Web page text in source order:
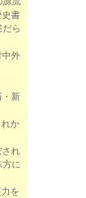
書
だら
外
新
か
れ
方に
を